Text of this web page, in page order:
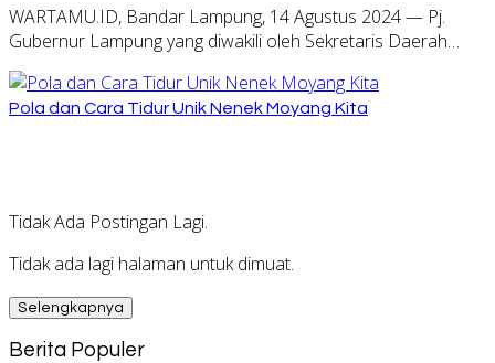
WARTAMU.ID, Bandar Lampung, 14 Agustus 2024 — Pj.
Gubernur Lampung yang diwakili oleh Sekretaris Daerah…
Pola dan Cara Tidur Unik Nenek Moyang Kita
Tidak Ada Postingan Lagi.
Tidak ada lagi halaman untuk dimuat.
Selengkapnya
Berita Populer